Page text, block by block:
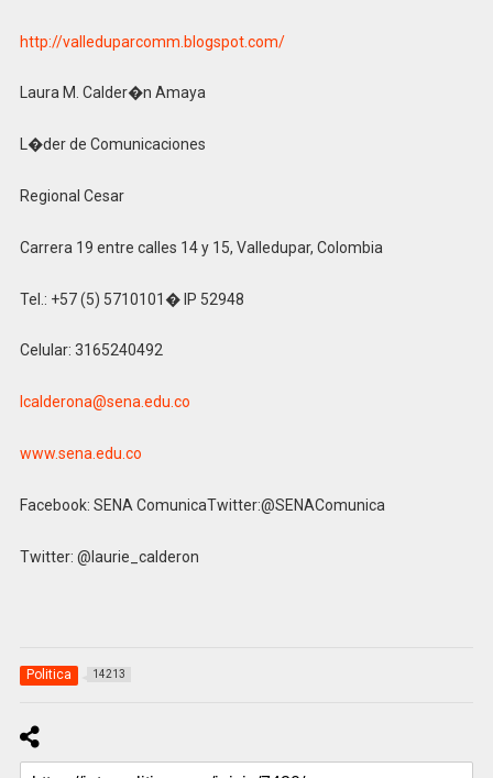
http://valleduparcomm.blogspot.com/
Laura M. Calder�n Amaya
L�der de Comunicaciones
Regional Cesar
Carrera 19 entre calles 14 y 15, Valledupar, Colombia
Tel.: +57 (5) 5710101� IP 52948
Celular: 3165240492
lcalderona@sena.edu.co
www.sena.edu.co
Facebook: SENA ComunicaTwitter:@SENAComunica
Twitter: @laurie_calderon
Politica 14213